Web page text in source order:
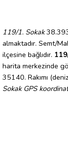
119/1. Sokak
almaktadır. Semt/
ilçesine bağlıdır.
harita merkezinde
35140. Rakımı
Sokak GPS